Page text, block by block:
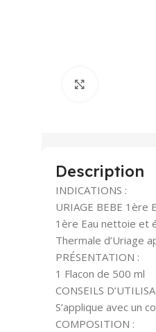
Description
INDICATIONS :
URIAGE BEBE 1ère
1ère Eau nettoie et
Thermale d’Uriage
PRÉSENTATION :
1 Flacon de 500 ml
CONSEILS
S’applique avec un
COMPOSITION :